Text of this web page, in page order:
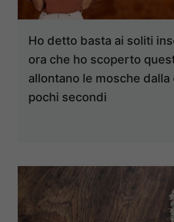
Ho detto basta ai soliti
ora che ho scoperto
allontano le mosche dalla
pochi secondi